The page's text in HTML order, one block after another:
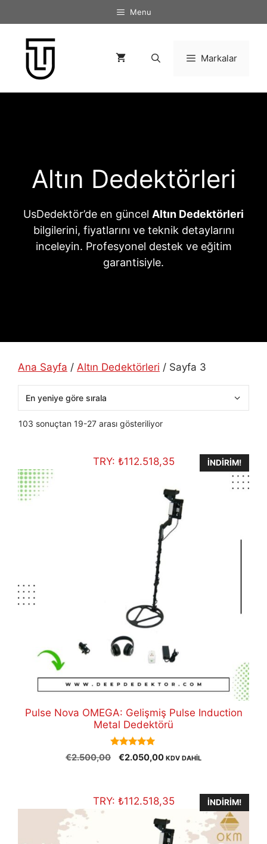
atla
Menu
Markalar
Altın Dedektörleri
UsDedektör’de en güncel Altın Dedektörleri
bilgilerini, fiyatlarını ve teknik detaylarını
inceleyin. Profesyonel destek ve eğitim
garantisiyle.
Ana Sayfa / Altın Dedektörleri / Sayfa 3
103 sonuçtan 19-27 arası gösteriliyorEn
sıralandı
TRY: ₺112.518,35 İNDIRIM!
Pulse Nova OMEGA: Gelişmiş Pulse Induction
Metal Dedektörü
5.00
out of 5
€2.500,00
Orijinal
€2.050,00Şu
€2.050,00.
KDV DAHİL
TRY: ₺112.518,35 İNDIRIM!